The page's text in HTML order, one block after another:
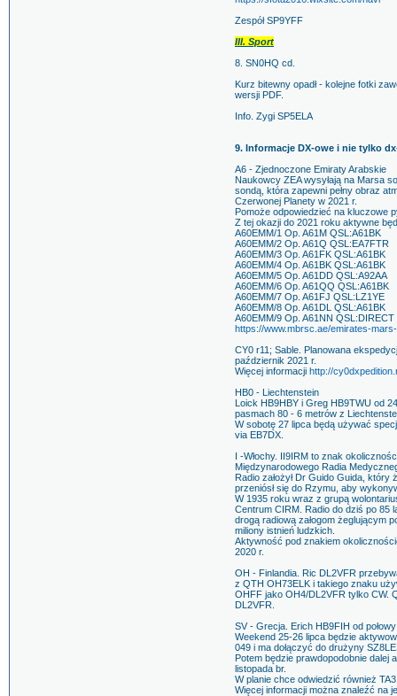
Zespół SP9YFF
III. Sport
8. SN0HQ cd.
Kurz bitewny opadł - kolejne fotki
wersji PDF.
Info. Zygi SP5ELA
9. Informacje DX-owe i nie tylko
A6 - Zjednoczone Emiraty Arabskie
Naukowcy ZEA wysyłają na Marsa
sondą, która zapewni pełny obraz
Czerwonej Planety w 2021 r.
Pomoże odpowiedzieć na kluczowe
Z tej okazji do 2021 roku aktywne
A60EMM/1 Op. A61M QSL:A61BK
A60EMM/2 Op. A61Q QSL:EA7FTR
A60EMM/3 Op. A61FK QSL:A61BK
A60EMM/4 Op. A61BK QSL:A61BK
A60EMM/5 Op. A61DD QSL:A92AA
A60EMM/6 Op. A61QQ QSL:A61BK
A60EMM/7 Op. A61FJ QSL:LZ1YE
A60EMM/8 Op. A61DL QSL:A61BK
A60EMM/9 Op. A61NN QSL:DIRECT
https://www.mbrsc.ae/emirates-
CY0 r11; Sable. Planowana
październik 2021 r.
Więcej informacji http://
HB0 - Liechtenstein
Loick HB9HBY i Greg HB9TWU od
pasmach 80 - 6 metrów z
W sobotę 27 lipca będą używać
via EB7DX.
I -Włochy. II9IRM to znak
Międzynarodowego Radia
Radio założył Dr Guido Guida, który
przeniósł się do Rzymu, aby
W 1935 roku wraz z grupą
Centrum CIRM. Radio do dziś po 85
drogą radiową załogom żeglującym
miliony istnień ludzkich.
Aktywność pod znakiem
2020 r.
OH - Finlandia. Ric DL2VFR
z QTH OH73ELK i takiego znaku
OHFF jako OH4/DL2VFR tylko CW.
DL2VFR.
SV - Grecja. Erich HB9FIH od
Weekend 25-26 lipca będzie
049 i ma dołączyć do drużyny
Potem będzie prawdopodobnie dalej
listopada br.
W planie chce odwiedzić również
Więcej informacji można znaleźć na